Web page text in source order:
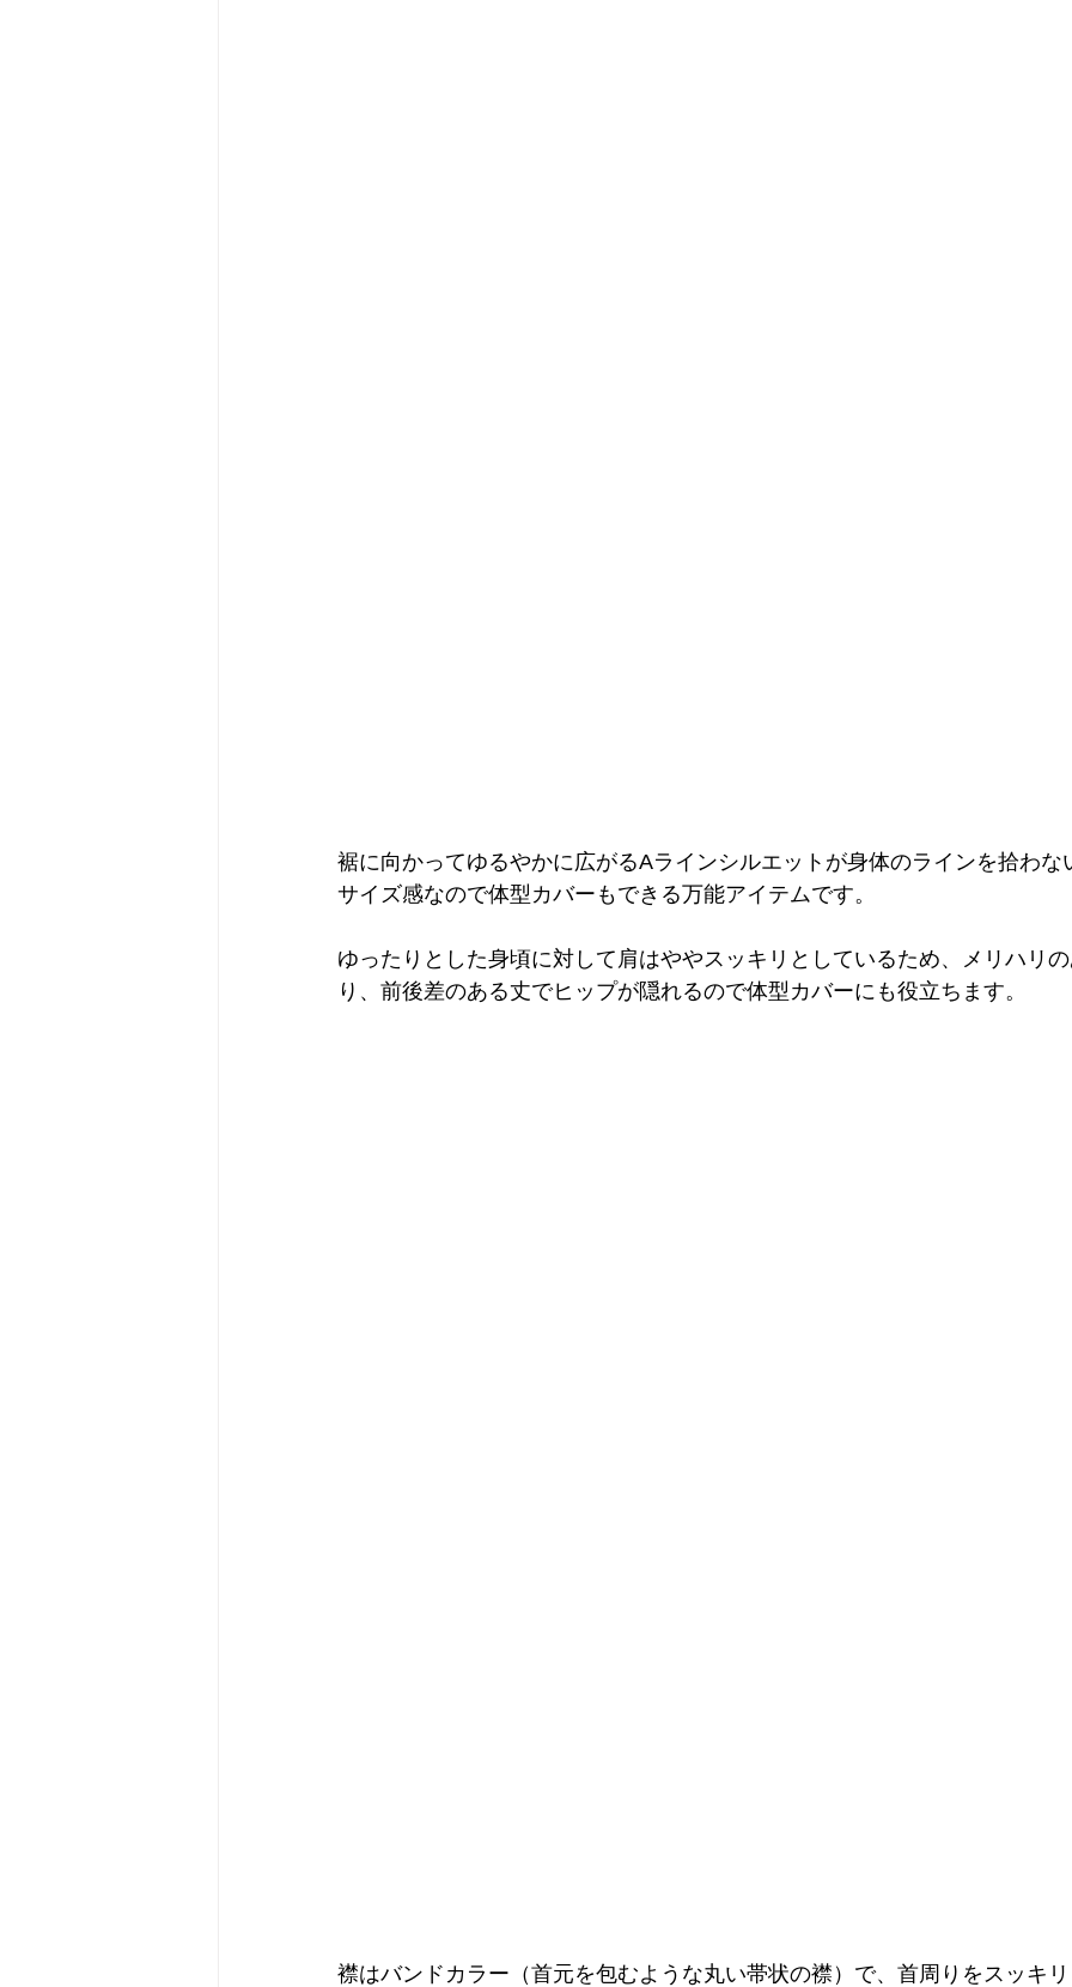
裾に向かってゆるやかに広がるAラインシルエットが身体のラインを拾わな
サイズ感なので体型カバーもできる万能アイテムです。
ゆったりとした身頃に対して肩はややスッキリとしているため、メリハリ
り、前後差のある丈でヒップが隠れるので体型カバーにも役立ちます。
襟はバンドカラー（首元を包むような丸い帯状の襟）で、首周りをスッキ